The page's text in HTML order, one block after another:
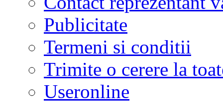
Publicitate
Termeni si conditii
Trimite o cerere la
Useronline